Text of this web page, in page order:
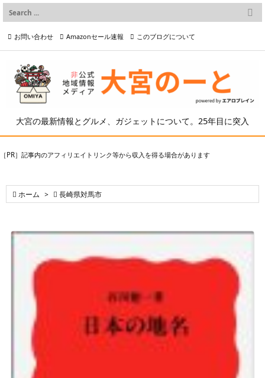
大宮の最新情報とグルメ、ガジェットについて。25年目に突入

メニュー

検索
お問い合わせ Amazonセール速報 このブログについて
プライバシーポリシー等
［PR］記事内のアフィリエイトリンク等から収入を得る場合があります
 ホーム >  長崎県対馬市